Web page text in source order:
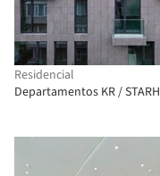
Residencial
Departamentos KR / STARH